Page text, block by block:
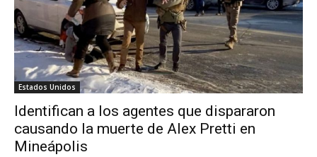
Estados Unidos
Identifican a los agentes que dispararon
causando la muerte de Alex Pretti en
Mineápolis